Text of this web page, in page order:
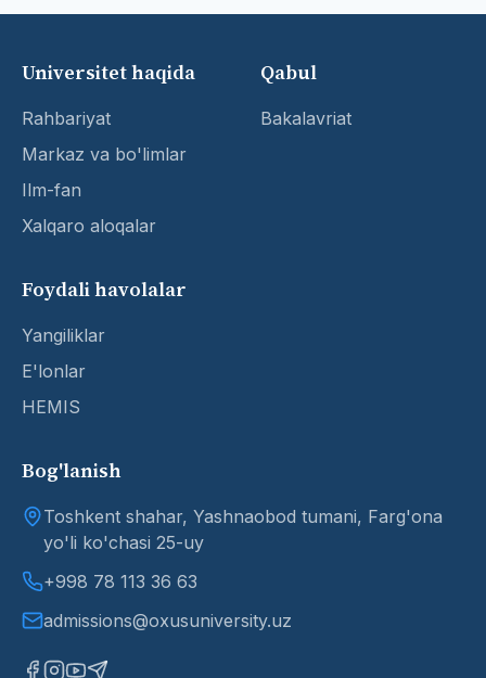
Universitet haqida
Rahbariyat
Markaz va bo'limlar
Ilm-fan
Xalqaro aloqalar
Qabul
Bakalavriat
Foydali havolalar
Yangiliklar
E'lonlar
HEMIS
Bog'lanish
Toshkent shahar, Yashnaobod tumani, Farg'ona
yo'li ko'chasi 25-uy
+998 78 113 36 63
admissions@oxusuniversity.uz